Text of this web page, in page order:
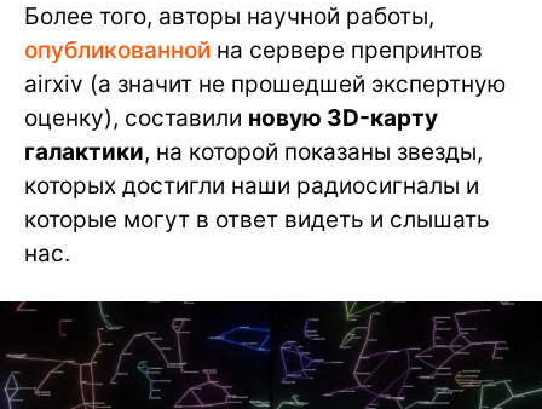
Более того, авторы научной работы,
опубликованной на сервере препринтов
airxiv (а значит не прошедшей экспертную
оценку), составили новую 3D-карту
галактики, на которой показаны звезды,
которых достигли наши радиосигналы и
которые могут в ответ видеть и слышать
нас.